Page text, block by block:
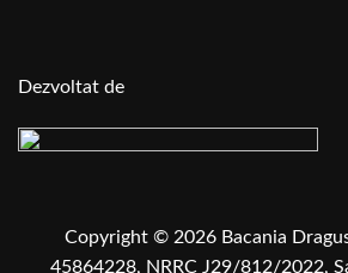
Dezvoltat de
Copyright © 2026 Bacania
45864228, NRRC J29/812/2022,